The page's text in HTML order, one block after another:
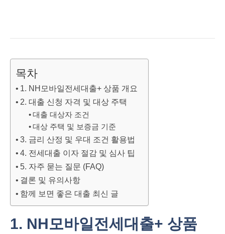
목차
1. NH모바일전세대출+ 상품 개요
2. 대출 신청 자격 및 대상 주택
대출 대상자 조건
대상 주택 및 보증금 기준
3. 금리 산정 및 우대 조건 활용법
4. 전세대출 이자 절감 및 심사 팁
5. 자주 묻는 질문 (FAQ)
결론 및 유의사항
함께 보면 좋은 대출 최신 글
1. NH모바일전세대출+ 상품